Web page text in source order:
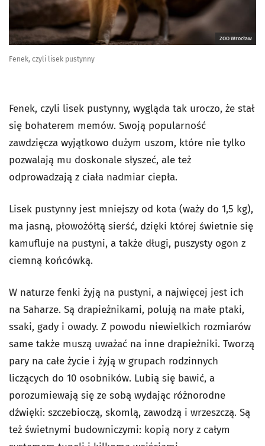
ZOO Wrocław
Fenek, czyli lisek pustynny
Fenek, czyli lisek pustynny, wygląda tak uroczo, że stał
się bohaterem memów. Swoją popularność
zawdzięcza wyjątkowo dużym uszom, które nie tylko
pozwalają mu doskonale słyszeć, ale też
odprowadzają z ciała nadmiar ciepła.
Lisek pustynny jest mniejszy od kota (waży do 1,5 kg),
ma jasną, płowożółtą sierść, dzięki której świetnie się
kamufluje na pustyni, a także długi, puszysty ogon z
ciemną końcówką.
W naturze fenki żyją na pustyni, a najwięcej jest ich
na Saharze. Są drapieżnikami, polują na małe ptaki,
ssaki, gady i owady. Z powodu niewielkich rozmiarów
same także muszą uważać na inne drapieżniki. Tworzą
pary na całe życie i żyją w grupach rodzinnych
liczących do 10 osobników. Lubią się bawić, a
porozumiewają się ze sobą wydając różnorodne
dźwięki: szczebioczą, skomlą, zawodzą i wrzeszczą. Są
też świetnymi budowniczymi: kopią nory z całym